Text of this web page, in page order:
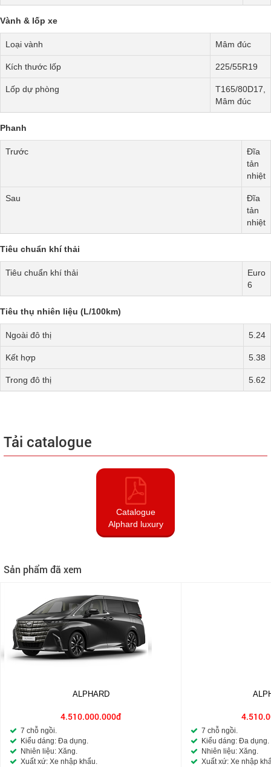
Vành & lốp xe
Loại vành Mâm đúc
Kích thước lốp 225/55R19
Lốp dự phòng
T165/80D17,
Mâm đúc
Phanh
Trước
Đĩa
tản
nhiệt
Sau
Đĩa
tản
nhiệt
Tiêu chuẩn khí thải
Tiêu chuẩn khí thải
Euro
6
Tiêu thụ nhiên liệu (L/100km)
Ngoài đô thị 5.24
Kết hợp 5.38
Trong đô thị 5.62
Tải catalogue
Catalogue
Alphard luxury
Sản phẩm đã xem
ALPHARD
4.510.000.000đ
7 chỗ ngồi.
Kiểu dáng: Đa dụng.
Nhiên liệu: Xăng.
Xuất xứ: Xe nhập khẩu.
7 chỗ ngồi.
Kiểu dáng: Đa dụng.
Nhiên liệu: Xăng.
Xuất xứ: Xe nhập